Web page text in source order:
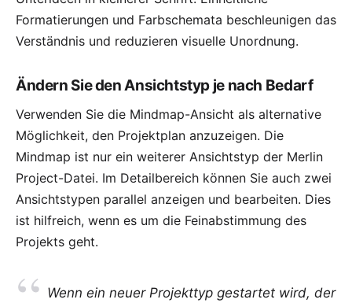
Formatierungen und Farbschemata beschleunigen das
Verständnis und reduzieren visuelle Unordnung.
Ändern Sie den Ansichtstyp je nach Bedarf
Verwenden Sie die Mindmap-Ansicht als alternative
Möglichkeit, den Projektplan anzuzeigen. Die
Mindmap ist nur ein weiterer Ansichtstyp der Merlin
Project-Datei. Im Detailbereich können Sie auch zwei
Ansichtstypen parallel anzeigen und bearbeiten. Dies
ist hilfreich, wenn es um die Feinabstimmung des
Projekts geht.
Wenn ein neuer Projekttyp gestartet wird, der